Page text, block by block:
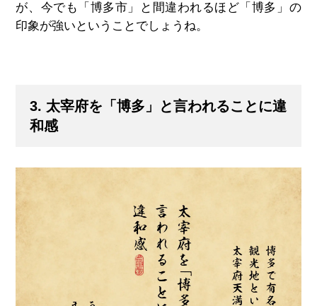
が、今でも「博多市」と間違われるほど「博多」の
印象が強いということでしょうね。
3. 太宰府を「博多」と言われることに違
和感